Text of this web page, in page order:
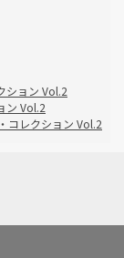
ション Vol.2
ン Vol.2
コレクション Vol.2